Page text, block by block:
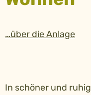
…über die Anlage
In schöner und